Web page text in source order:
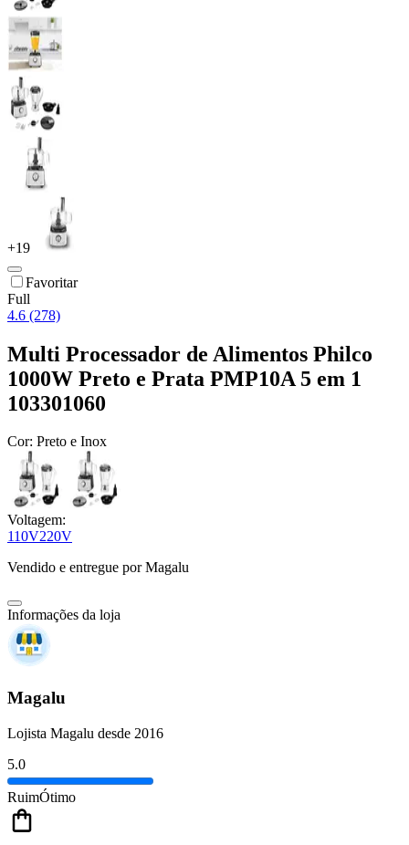
+19
Favoritar
Full
4.6 (278)
Multi Processador de Alimentos Philco
1000W Preto e Prata PMP10A 5 em 1
103301060
Cor: Preto e Inox
Voltagem:
110V220V
Vendido e entregue por Magalu
Informações da loja
Magalu
Lojista Magalu desde 2016
5.0
RuimÓtimo